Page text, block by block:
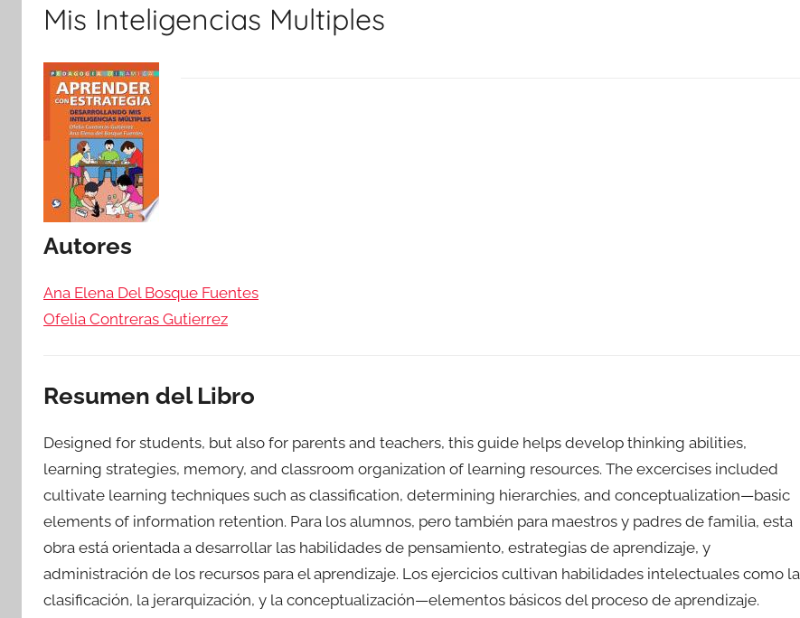
Mis Inteligencias Multiples
Autores
Ana Elena Del Bosque Fuentes
Ofelia Contreras Gutierrez
Resumen del Libro
Designed for students, but also for parents and teachers, this guide helps develop thinking abilities,
learning strategies, memory, and classroom organization of learning resources. The excercises included
cultivate learning techniques such as classification, determining hierarchies, and conceptualization—basic
elements of information retention. Para los alumnos, pero también para maestros y padres de familia, esta
obra está orientada a desarrollar las habilidades de pensamiento, estrategias de aprendizaje, y
administración de los recursos para el aprendizaje. Los ejercicios cultivan habilidades intelectuales como la
clasificación, la jerarquización, y la conceptualización—elementos básicos del proceso de aprendizaje.